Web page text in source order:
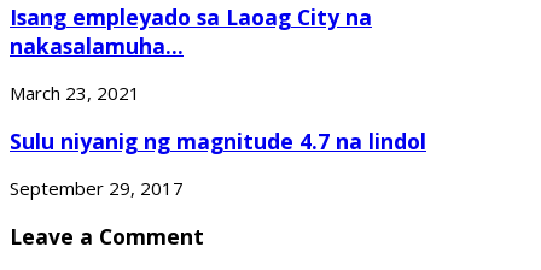
Isang empleyado sa Laoag City na
nakasalamuha...
March 23, 2021
Sulu niyanig ng magnitude 4.7 na lindol
September 29, 2017
Leave a Comment